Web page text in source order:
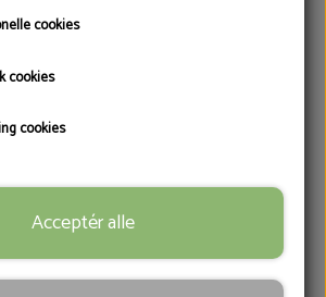
KLOVSKO
cookies
cookies
cookies
Acceptér alle